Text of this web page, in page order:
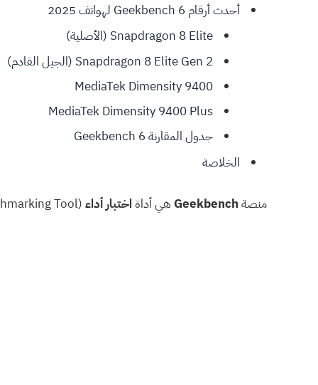
أحدث أرقام Geekbench 6 لهواتف 2025
Snapdragon 8 Elite (الأصلية)
Snapdragon 8 Elite Gen 2 (الجيل القادم)
MediaTek Dimensity 9400
MediaTek Dimensity 9400 Plus
جدول المقارنة Geekbench 6
الخلاصة
منصة Geekbench هي أداة اختبار أداء (Benchmarking Tool) تُستخدم لقياس قوة المعالج (CPU) ومعالج الرسوميات (GPU) في الحواسيب والهواتف والأجهزة اللوحية وغيرها.